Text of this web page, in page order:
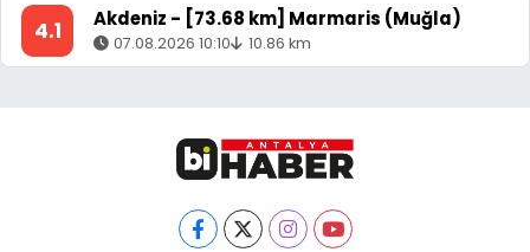
4.1 Akdeniz - [73.68 km] Marmaris (Muğla)
07.08.2026 10:10 10.86 km